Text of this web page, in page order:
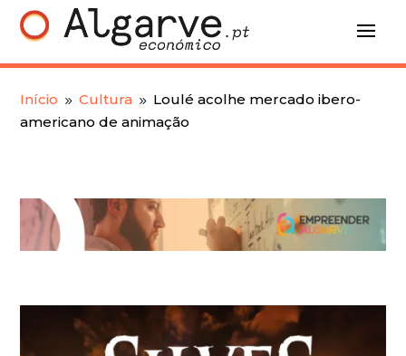
Início 9 Cultura 9 Loulé acolhe mercado ibero-
americano de animação